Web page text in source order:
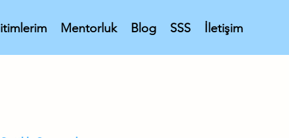
Mentorluk Blog SSS İletişim